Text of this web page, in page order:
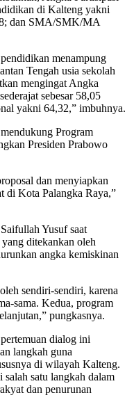
di Kalteng yakni
dan SMA/SMK/MA
menampung
Tengah usia sekolah
mengingat Angka
sebesar 58,05
yakni 64,32,” imbuhnya.
Program
Presiden Prabowo
dan menyiapkan
di Kota Palangka Raya,”
Yusuf saat
ditekankan oleh
angka kemiskinan
sendiri-sendiri, karena
sama. Kedua, program
pungkasnya.
dialog ini
langkah guna
di wilayah Kalteng.
satu langkah dalam
dan penurunan